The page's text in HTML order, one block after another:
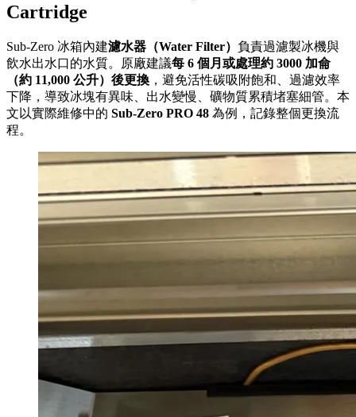
Cartridge
Sub-Zero 冰箱內建濾水器（Water Filter） 負責過濾製冰機與
飲水出水口的水質。原廠建議每 6 個月或處理約 3000 加侖
（約 11,000 公升）後更換 ，避免活性碳吸附飽和、過濾效率
下降，導致冰塊有異味、出水變慢、礦物質累積堵塞細管。本
文以實際維修中的 Sub-Zero PRO 48 為例，記錄整個更換流
程。